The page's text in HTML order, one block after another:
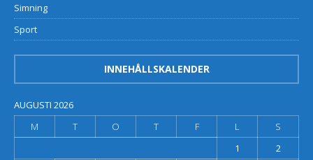
Simning
Sport
INNEHÅLLSKALENDER
AUGUSTI 2026
M
T O T F L
S
1
2